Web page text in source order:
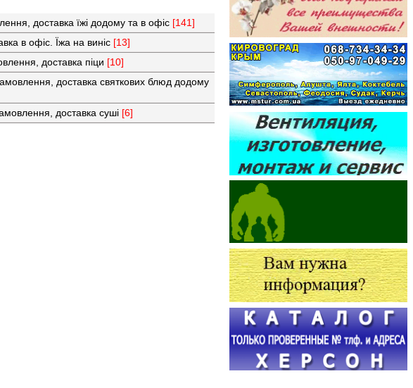
доставка їжі додому та в офіс [141]
в офіс. Їжа на виніс [13]
доставка піци [10]
доставка святкових блюд додому
доставка суші [6]